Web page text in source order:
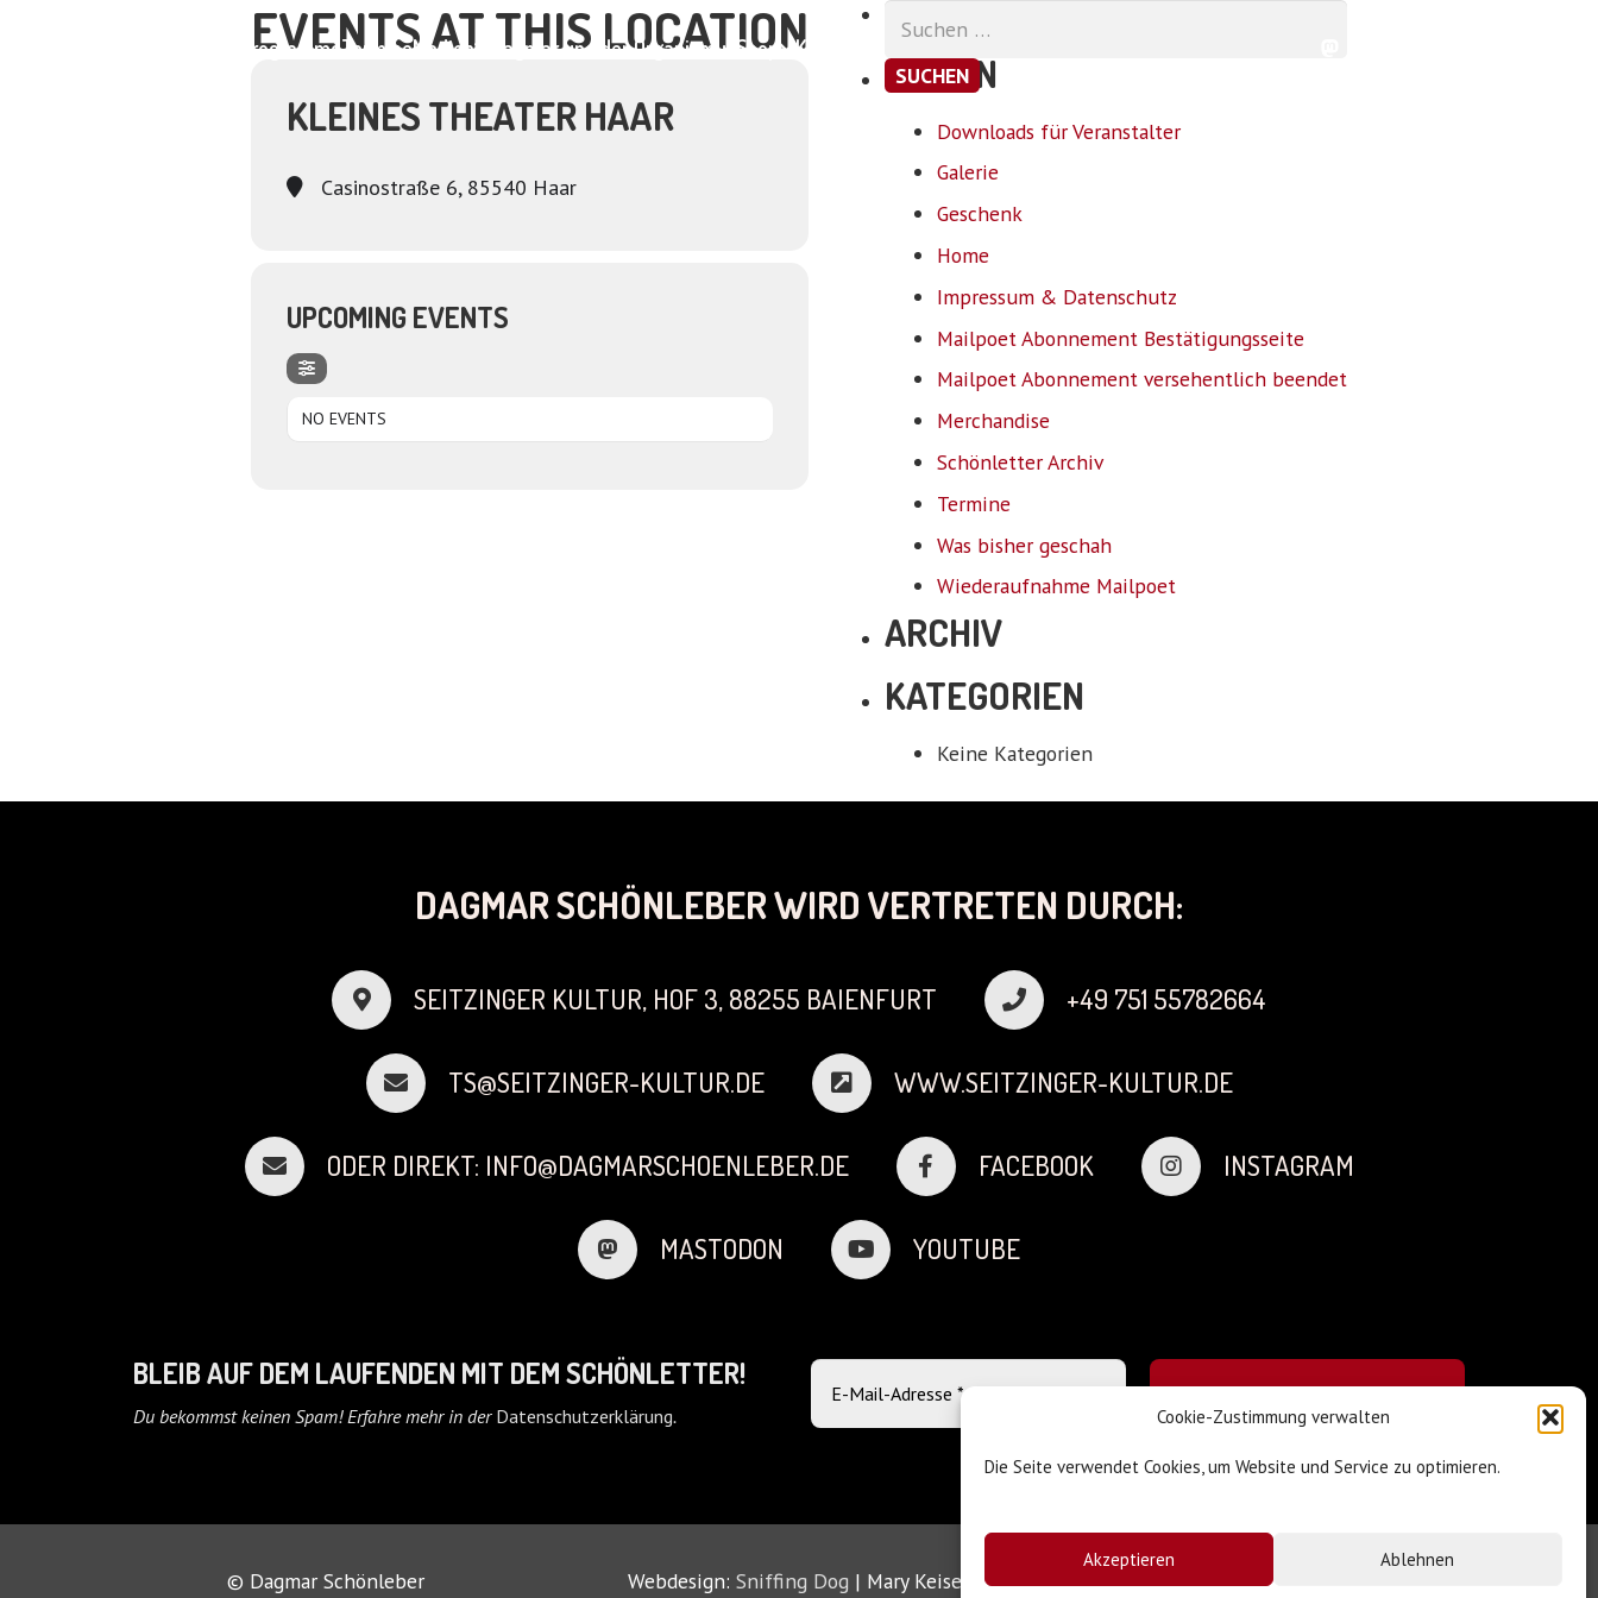
Cookie-Zustimmung verwalten
Die Seite verwendet Cookies, um Website und Service zu optimieren.
Akzeptieren Ablehnen
ProgrammeTermineMedien Dagmar und der Organismus Shop Kontakt
EVENTS AT THIS LOCATION
KLEINES THEATER HAAR
Casinostraße 6, 85540 Haar
UPCOMING EVENTS
NO EVENTS
nach:
SEITEN
Downloads für Veranstalter
Galerie
Geschenk
Home
Impressum & Datenschutz
Mailpoet Abonnement Bestätigungsseite
Mailpoet Abonnement versehentlich beendet
Merchandise
Schönletter Archiv
Termine
Was bisher geschah
Wiederaufnahme Mailpoet
ARCHIV
KATEGORIEN
Keine Kategorien
DAGMAR SCHÖNLEBER WIRD VERTRETEN DURCH:
SEITZINGER KULTUR, HOF 3, 88255 BAIENFURT +49 751 55782664
TS@SEITZINGER-KULTUR.DE WWW.SEITZINGER-KULTUR.DE
ODER DIREKT: INFO@DAGMARSCHOENLEBER.DE FACEBOOK INSTAGRAM
MASTODON YOUTUBE
BLEIB AUF DEM LAUFENDEN MIT DEM SCHÖNLETTER!
Du bekommst keinen Spam! Erfahre mehr in der Datenschutzerklärung.
© Dagmar Schönleber Webdesign:Sniffing Dog | Mary Keiser Impressum & Datenschutz